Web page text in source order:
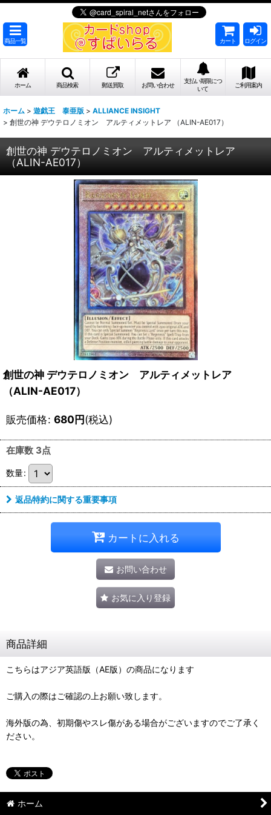
商品一覧 カート ログイン
ホーム 商品検索 郵送買取 お問い合わせ
支払い期限につ
いて
ご利用案内
ホーム > 遊戯王 泰亜版 > ALLIANCE INSIGHT
> 創世の神 デウテロノミオン アルティメットレア （ALIN-AE017）
創世の神 デウテロノミオン アルティメットレア
（ALIN-AE017）
創世の神 デウテロノミオン アルティメットレア
（ALIN-AE017）
販売価格: 680円(税込)
在庫数 3点
数量:
返品特約に関する重要事項
カートに入れる
お問い合わせ
お気に入り登録
商品詳細
こちらはアジア英語版（AE版）の商品になります
ご購入の際はご確認の上お願い致します。
海外版の為、初期傷やスレ傷がある場合がございますのでご了承く
ださい。
ホーム